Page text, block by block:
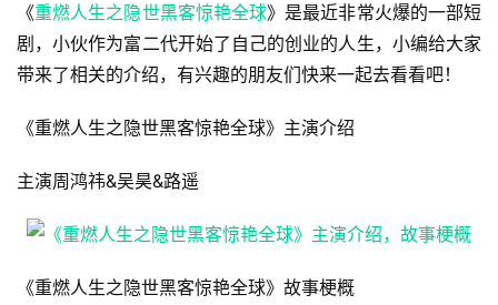
《重燃人生之隐世黑客惊艳全球》是最近非常火爆的一部短
剧，小伙作为富二代开始了自己的创业的人生，小编给大家
带来了相关的介绍，有兴趣的朋友们快来一起去看看吧！
《重燃人生之隐世黑客惊艳全球》主演介绍
主演周鸿祎&吴昊&路遥
《重燃人生之隐世黑客惊艳全球》故事梗概